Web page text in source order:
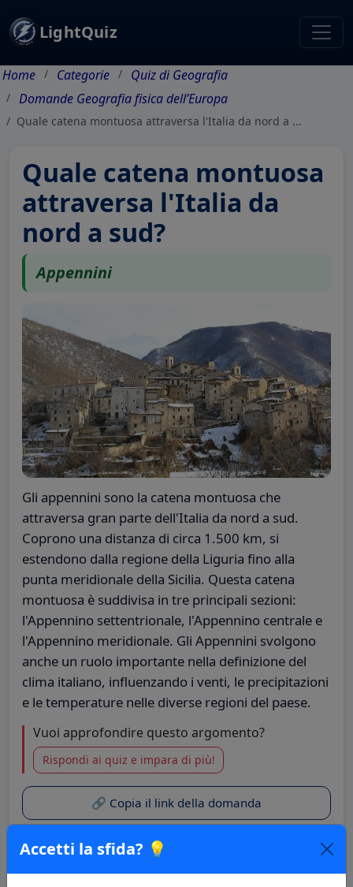
LightQuiz
Home Categorie
Quiz di Geografia
Domande Geografia fisica dell’Europa
Quale catena montuosa attraversa l'Italia da nord a ...
Accetti la sfida? 💡
Quale catena montuosa
attraversa l'Italia da
nord a sud?
Appennini
Gli appennini sono la catena montuosa che
attraversa gran parte dell'Italia da nord a sud.
Coprono una distanza di circa 1.500 km, si
estendono dalla regione della Liguria fino alla
punta meridionale della Sicilia. Questa catena
montuosa è suddivisa in tre principali sezioni:
l'Appennino settentrionale, l'Appennino centrale e
l'Appennino meridionale. Gli Appennini svolgono
anche un ruolo importante nella definizione del
clima italiano, influenzando i venti, le precipitazioni
e le temperature nelle diverse regioni del paese.
Vuoi approfondire questo argomento?
Rispondi ai quiz e impara di più!
🔗 Copia il link della domanda
Quiz: Geografia fisica dell’Europa
Categoria: Geografia